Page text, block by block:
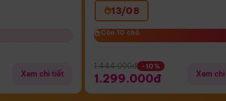
Xem chi tiết
13/08
Còn 10 chỗ
Còn 10 chỗ
1.444.000đ -10%
1.299.000đ Xem